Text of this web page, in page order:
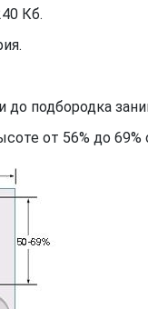
Кб.
до подбородка
от 56% до 69%